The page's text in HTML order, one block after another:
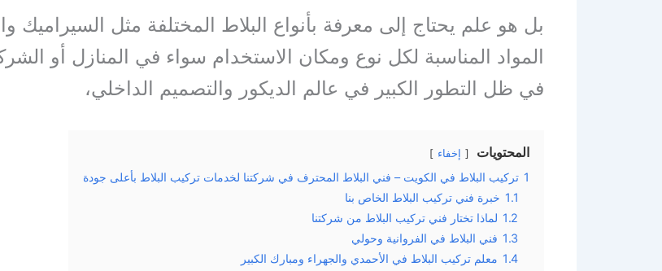
بل هو علم يحتاج إلى معرفة بأنواع البلاط المختلفة مثل السيراميك
المواد المناسبة لكل نوع ومكان الاستخدام سواء في المنازل أو
في ظل التطور الكبير في عالم الديكور والتصميم الداخلي،
المحتويات إخفاء
1 تركيب البلاط في الكويت – فني البلاط المحترف في شركتنا لخدمات تركيب البلاط بأعلى جودة
1.1 خبرة فني تركيب البلاط الخاص بنا
1.2 لماذا تختار فني تركيب البلاط من شركتنا
1.3 فني البلاط في الفروانية وحولي
1.4 معلم تركيب البلاط في الأحمدي والجهراء ومبارك الكبير